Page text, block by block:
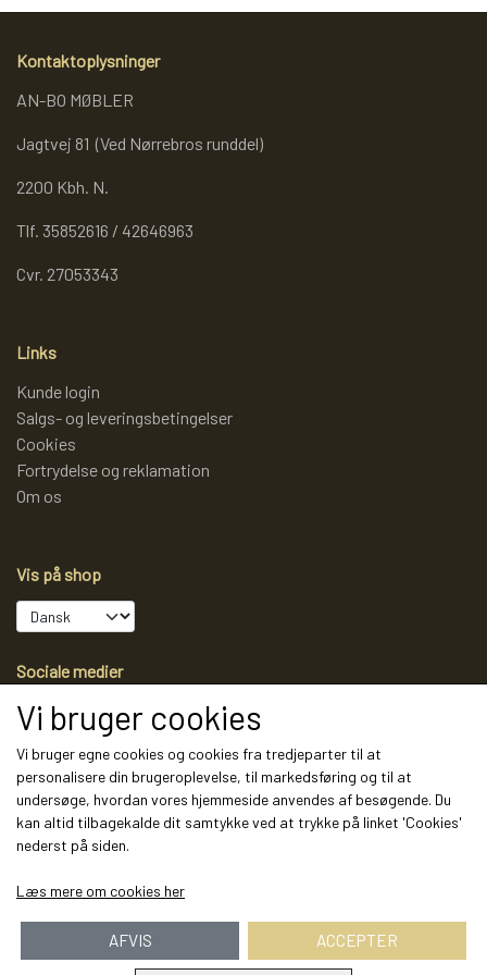
BOGREOLER 40 CM DYBDE
Kontaktoplysninger
AN-BO MØBLER
Jagtvej 81 (Ved Nørrebros runddel)
2200 Kbh. N.
Tlf. 35852616 / 42646963
Cvr. 27053343
Links
Kunde login
Salgs- og leveringsbetingelser
Cookies
Fortrydelse og reklamation
Om os
Vis på shop
Sociale medier
Modtag vores nyhedsbrev via e-mail
Tilmeld
Vi bruger cookies
Vi bruger egne cookies og cookies fra tredjeparter til at
personalisere din brugeroplevelse, til markedsføring og til at
undersøge, hvordan vores hjemmeside anvendes af besøgende. Du
kan altid tilbagekalde dit samtykke ved at trykke på linket 'Cookies'
nederst på siden.
Læs mere om cookies her
AFVIS ACCEPTER